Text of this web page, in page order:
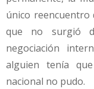
único reencuentro
que no surgió
negociación
alguien tenía
nacional no pudo.